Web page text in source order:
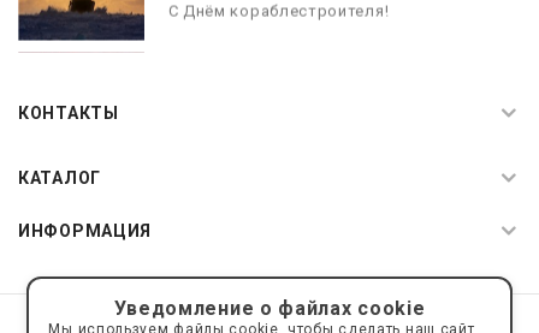
С Днём кораблестроителя!
КОНТАКТЫ
КАТАЛОГ
ИНФОРМАЦИЯ
© 2019—2026 Интернет пространство АкваРос sale@a-ros.ru
Уведомление о файлах cookie
Мы используем файлы cookie, чтобы сделать наш сайт